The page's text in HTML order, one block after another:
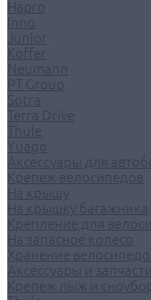
Hapro
Inno
Junior
Koffer
Neumann
PT Group
Sotra
Terra Drive
Thule
Yuago
Аксессуары для
Крепеж велосипедов
На крышу
На крышку багажника
Крепление для
На запасное колесо
Хранение
Аксессуары и
Крепеж лыж и